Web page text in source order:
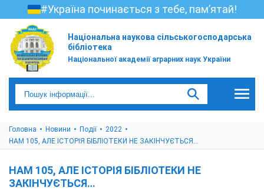
#Україна починається з тебе, пам’ятай!
Національна наукова сільськогосподарська
бібліотека
Національної академії аграрних наук України
Головна Новини Події
2022
НАМ 105, АЛЕ ІСТОРІЯ БІБЛІОТЕКИ НЕ ЗАКІНЧУЄТЬСЯ…
НАМ 105, АЛЕ ІСТОРІЯ БІБЛІОТЕКИ НЕ
ЗАКІНЧУЄТЬСЯ…